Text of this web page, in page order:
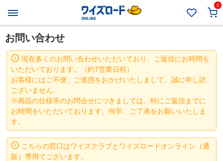
0
お問い合わせ
現在多くのお問い合わせいただいており、ご返信にお時間を
いただいております。（約7営業日程）
お客様にはご不便、ご迷惑をおかけいたしまして、誠に申し訳
ございません。
※商品の仕様等のお問合せにつきましては、特にご返信までに
お時間をいただいております。何卒、ご了承をお願いいたしま
す。
こちらの窓口はワイズクラブとワイズロードオンライン（通
販）専用でございます。